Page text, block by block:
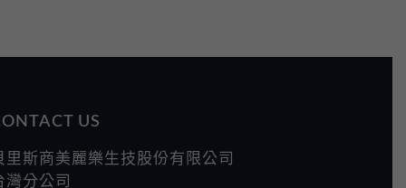
US
里斯商美麗樂生技股份有限公司
灣分公司